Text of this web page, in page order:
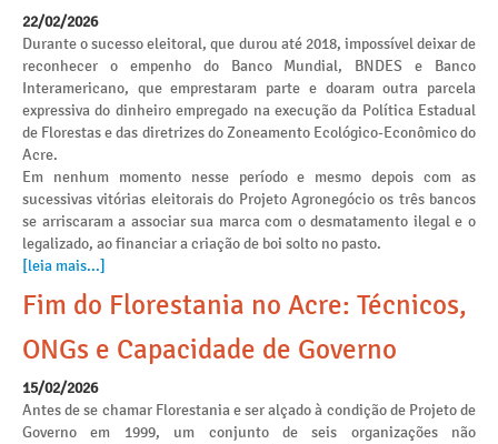
22/02/2026
Durante o sucesso eleitoral, que durou até 2018, impossível deixar de
reconhecer o empenho do Banco Mundial, BNDES e Banco
Interamericano, que emprestaram parte e doaram outra parcela
expressiva do dinheiro empregado na execução da Política Estadual
de Florestas e das diretrizes do Zoneamento Ecológico-Econômico do
Acre.
Em nenhum momento nesse período e mesmo depois com as
sucessivas vitórias eleitorais do Projeto Agronegócio os três bancos
se arriscaram a associar sua marca com o desmatamento ilegal e o
legalizado, ao financiar a criação de boi solto no pasto.
[leia mais...]
Fim do Florestania no Acre: Técnicos,
ONGs e Capacidade de Governo
15/02/2026
Antes de se chamar Florestania e ser alçado à condição de Projeto de
Governo em 1999, um conjunto de seis organizações não